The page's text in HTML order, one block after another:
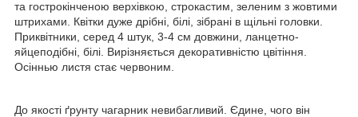
та гострокінченою верхівкою, строкастим, зеленим з жовтими
штрихами. Квітки дуже дрібні, білі, зібрані в щільні головки.
Приквітники, серед 4 штук, 3-4 см довжини, ланцетно-
яйцеподібні, білі. Вирізняється декоративністю цвітіння.
Осіннью листя стає червоним.
До якості ґрунту чагарник невибагливий. Єдине, чого він